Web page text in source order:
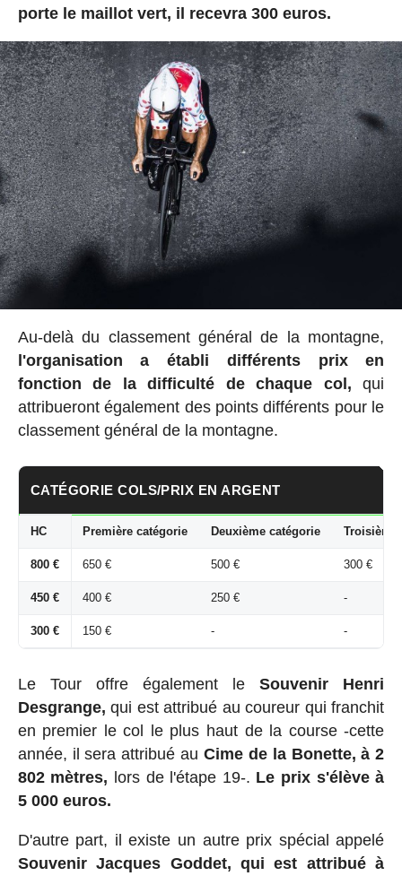
porte le maillot vert, il recevra 300 euros.
Au-delà du classement général de la montagne,
l'organisation a établi
différents prix en
fonction de la difficulté de chaque col, qui
attribueront également des points différents pour le
classement général de la montagne.
CATÉGORIE COLS/PRIX EN ARGENT
HC Première catégorie Deuxième catégorie Troisième
800 € 650 € 500 € 300 €
450 € 400 € 250 € -
300 € 150 € - -
Le Tour offre également leSouvenir Henri
Desgrange, qui est attribué au coureur qui franchit
en premier le col le plus haut de la course -cette
année, il sera attribué au Cime de la Bonette, à 2
802 mètres, lors de l'étape 19-. Le prix s'élève à
5 000 euros.
D'autre part, il existe un autre prix spécial appelé
Souvenir Jacques Goddet, qui est attribué à